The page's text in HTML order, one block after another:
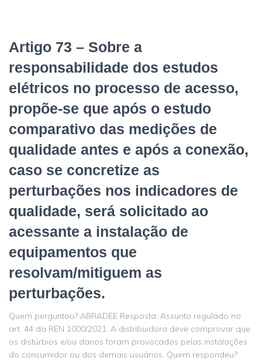
Artigo 73 – Sobre a
responsabilidade dos estudos
elétricos no processo de acesso,
propõe-se que após o estudo
comparativo das medições de
qualidade antes e após a conexão,
caso se concretize as
perturbações nos indicadores de
qualidade, será solicitado ao
acessante a instalação de
equipamentos que
resolvam/mitiguem as
perturbações.
Quem perguntou? ABRADEE Resposta: Assunto regulado no
art. 44 da REN 1000/2021. A distribuidora deve comprovar que
os distúrbios e/ou danos foram provocados pelas instalações
do consumidor ou dos demais usuários. Quem respondeu?